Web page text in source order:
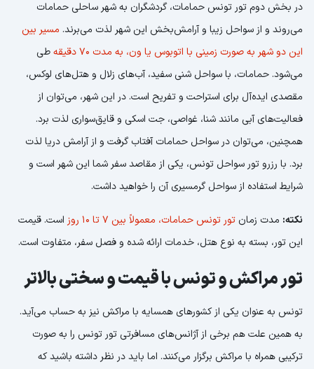
در بخش دوم تور تونس حمامات، گردشگران به شهر ساحلی حمامات
می‌روند و از سواحل زیبا و آرامش‌بخش این شهر لذت می‌برند. مسیر بین
این دو شهر به صورت زمینی با اتوبوس یا ون، به مدت 70 دقیقه
طی
می‌شود. حمامات، با سواحل شنی سفید، آب‌های زلال و هتل‌های لوکس،
مقصدی ایده‌آل برای استراحت و تفریح است. در این شهر، می‌توان از
فعالیت‌های آبی مانند شنا، غواصی، جت اسکی و قایق‌سواری لذت برد.
همچنین، می‌توان در سواحل حمامات آفتاب گرفت و از آرامش دریا لذت
برد. با رزرو تور سواحل تونس، یکی از مقاصد سفر شما این شهر است و
شرایط استفاده از سواحل گرمسیری آن را خواهید داشت.
نکته: مدت زمان تور تونس حمامات، معمولاً بین 7 تا 10 روز
است. قیمت
این تور، بسته به نوع هتل، خدمات ارائه شده و فصل سفر، متفاوت است.
تور مراکش و تونس با قیمت و سختی بالاتر
تونس به عنوان یکی از کشورهای همسایه با مراکش نیز به حساب می‌آید.
به همین علت هم برخی از آژانس‌های مسافرتی تور تونس را به صورت
ترکیبی همراه با مراکش برگزار می‌کنند. اما باید در نظر داشته باشید که